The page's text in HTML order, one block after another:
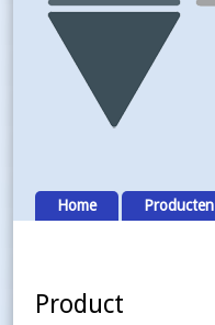
Home Producten
Product